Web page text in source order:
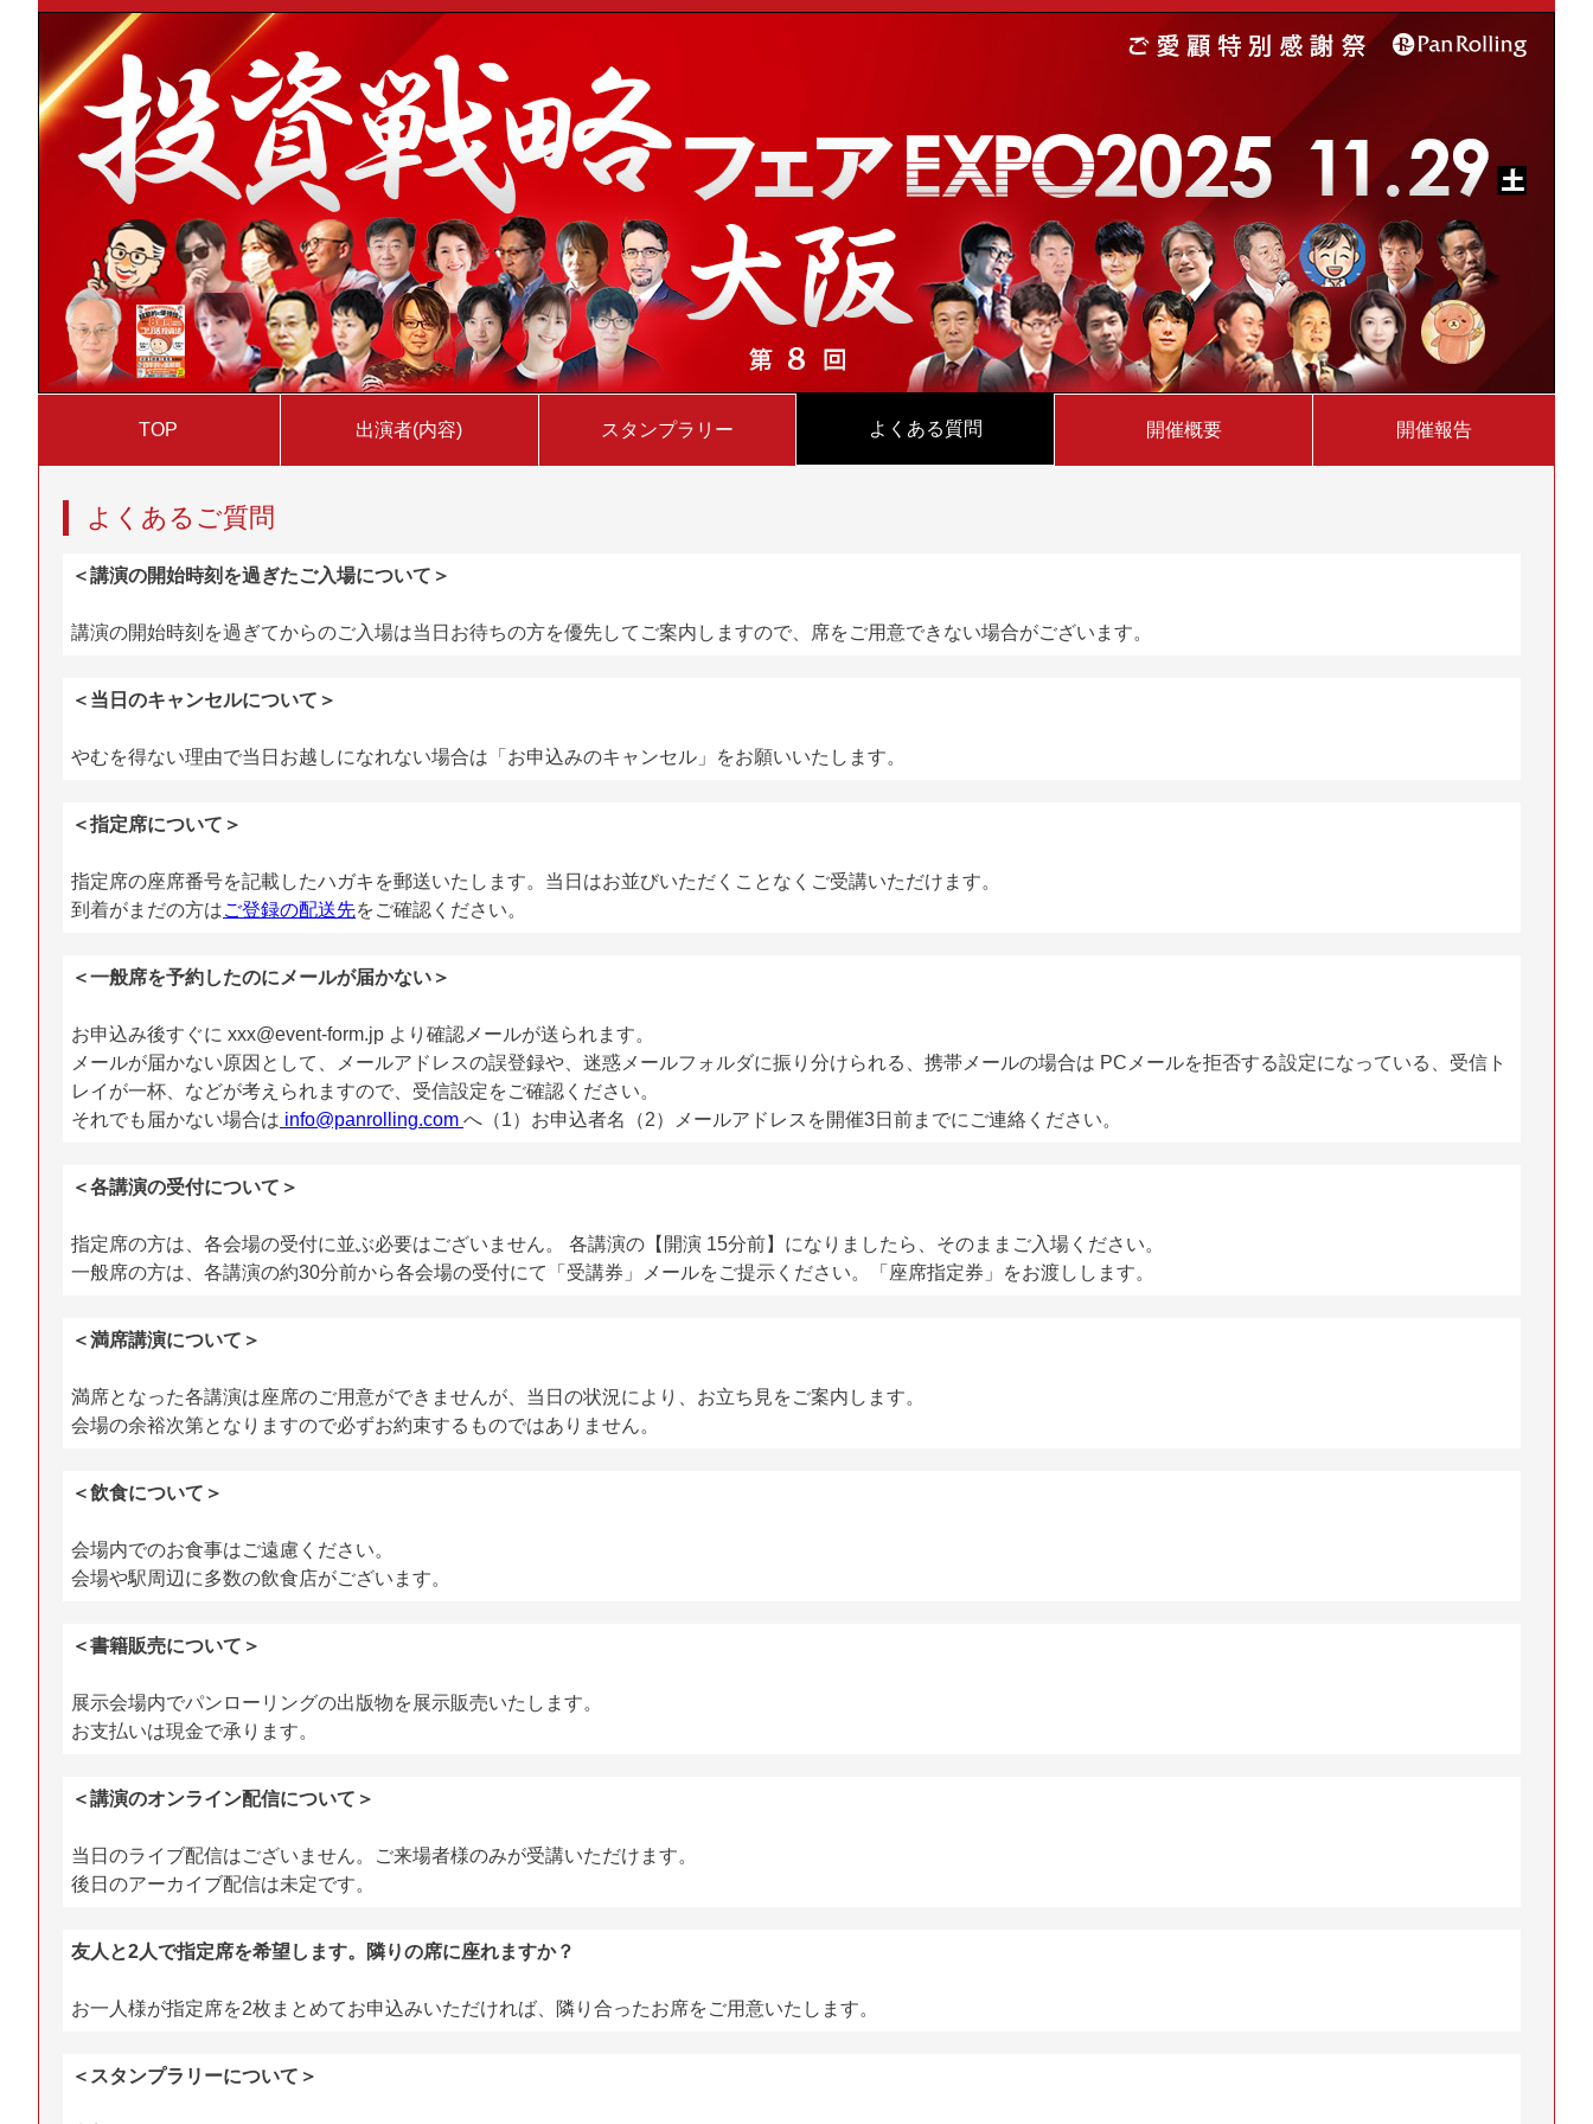
TOP 出演者(内容) スタンプラリー よくある質問 開催概要 開催報告
よくあるご質問
＜講演の開始時刻を過ぎたご入場について＞
講演の開始時刻を過ぎてからのご入場は当日お待ちの方を優先してご案内しますので、席をご用意できない場合がございます。
＜当日のキャンセルについて＞
やむを得ない理由で当日お越しになれない場合は「お申込みのキャンセル」をお願いいたします。
＜指定席について＞
指定席の座席番号を記載したハガキを郵送いたします。当日はお並びいただくことなくご受講いただけます。
到着がまだの方はご登録の配送先をご確認ください。
＜一般席を予約したのにメールが届かない＞
お申込み後すぐに xxx@event-form.jp より確認メールが送られます。
メールが届かない原因として、メールアドレスの誤登録や、迷惑メールフォルダに振り分けられる、携帯メールの場合は PCメールを拒否する設定になっている、受信ト
レイが一杯、などが考えられますので、受信設定をご確認ください。
それでも届かない場合は info@panrolling.com へ（1）お申込者名（2）メールアドレスを開催3日前までにご連絡ください。
＜各講演の受付について＞
指定席の方は、各会場の受付に並ぶ必要はございません。 各講演の【開演 15分前】になりましたら、そのままご入場ください。
一般席の方は、各講演の約30分前から各会場の受付にて「受講券」メールをご提示ください。「座席指定券」をお渡しします。
＜満席講演について＞
満席となった各講演は座席のご用意ができませんが、当日の状況により、お立ち見をご案内します。
会場の余裕次第となりますので必ずお約束するものではありません。
＜飲食について＞
会場内でのお食事はご遠慮ください。
会場や駅周辺に多数の飲食店がございます。
＜書籍販売について＞
展示会場内でパンローリングの出版物を展示販売いたします。
お支払いは現金で承ります。
＜講演のオンライン配信について＞
当日のライブ配信はございません。ご来場者様のみが受講いただけます。
後日のアーカイブ配信は未定です。
友人と2人で指定席を希望します。隣りの席に座れますか？
お一人様が指定席を2枚まとめてお申込みいただければ、隣り合ったお席をご用意いたします。
＜スタンプラリーについて＞